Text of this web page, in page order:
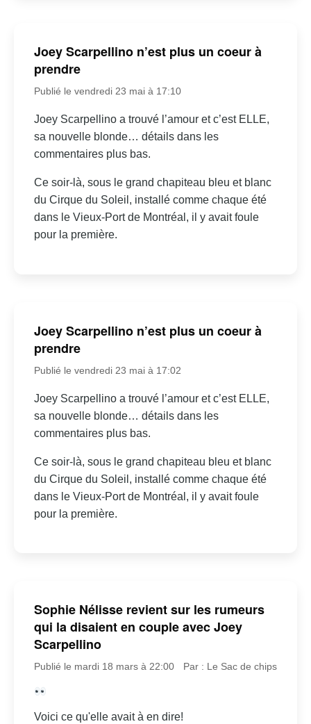
Joey Scarpellino n’est plus un coeur à
prendre
Publié le vendredi 23 mai à 17:10
Joey Scarpellino a trouvé l’amour et c’est ELLE,
sa nouvelle blonde… détails dans les
commentaires plus bas.
Ce soir-là, sous le grand chapiteau bleu et blanc
du Cirque du Soleil, installé comme chaque été
dans le Vieux-Port de Montréal, il y avait foule
pour la première.
Joey Scarpellino n’est plus un coeur à
prendre
Publié le vendredi 23 mai à 17:02
Joey Scarpellino a trouvé l’amour et c’est ELLE,
sa nouvelle blonde… détails dans les
commentaires plus bas.
Ce soir-là, sous le grand chapiteau bleu et blanc
du Cirque du Soleil, installé comme chaque été
dans le Vieux-Port de Montréal, il y avait foule
pour la première.
Sophie Nélisse revient sur les rumeurs
qui la disaient en couple avec Joey
Scarpellino
Publié le mardi 18 mars à 22:00 Par : Le Sac de chips
Voici ce qu'elle avait à en dire!